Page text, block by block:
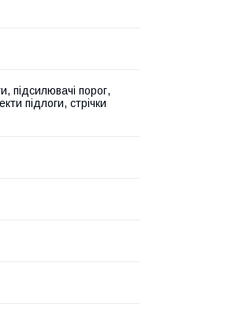
підсилювачі порог,
підлоги, стрічки